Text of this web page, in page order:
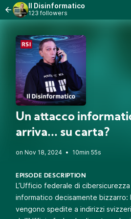
Il Disinformatico
123 followers
Un attacco
arriva... su carta?
• 10min 55s
EPISODE DESCRIPTION
L’Ufficio federale di
informatico decisamente
vengono spedite a indirizzi